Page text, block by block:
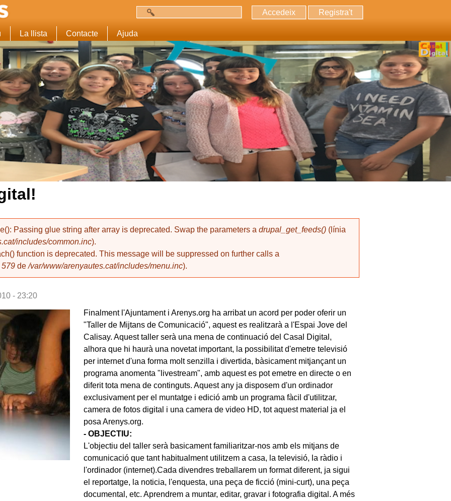
Accedeix Registra't
La llista Contacte Ajuda
Passing glue string after array is deprecated. Swap the parameters a drupal_get_feeds() (línia
includes/common.inc).
function is deprecated. This message will be suppressed on further calls a
579 de/var/www/arenyautes.cat/includes/menu.inc).
- 23:20
Finalment l'Ajuntament i Arenys.org ha arribat un acord per poder oferir un
"Taller de Mijtans de Comunicació", aquest es realitzarà a l'Espai Jove del
Calisay. Aquest taller serà una mena de continuació del Casal Digital,
alhora que hi haurà una novetat important, la possibilitat d'emetre televisió
per internet d'una forma molt senzilla i divertida, bàsicament mitjançant un
programa anomenta "livestream", amb aquest es pot emetre en directe o en
diferit tota mena de continguts. Aquest any ja disposem d'un ordinador
exclusivament per el muntatge i edició amb un programa fàcil d'utilitzar,
camera de fotos digital i una camera de video HD, tot aquest material ja el
posa Arenys.org.
- OBJECTIU:
L'objectiu del taller serà basicament familiaritzar-nos amb els mitjans de
comunicació que tant habitualment utilitzem a casa, la televisió, la ràdio i
l'ordinador (internet).Cada divendres treballarem un format diferent, ja sigui
el reportatge, la noticia, l'enquesta, una peça de ficció (mini-curt), una peça
documental, etc. Aprendrem a muntar, editar, gravar i fotografia digital. A més